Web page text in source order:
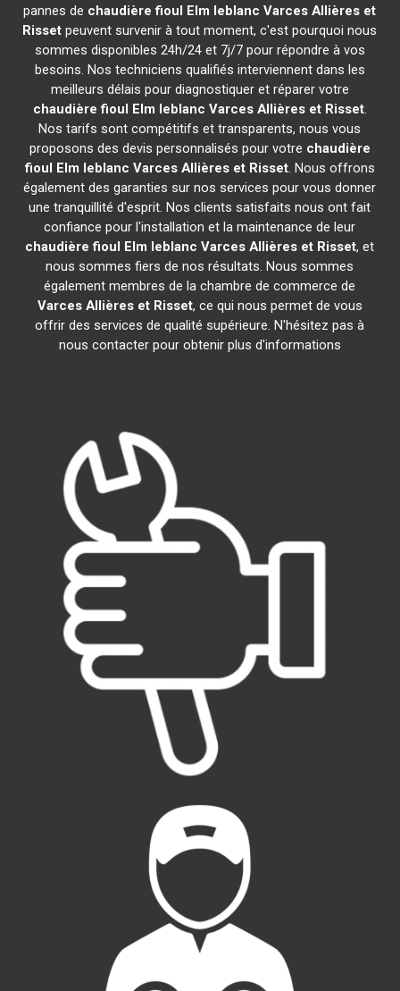
pannes de chaudière fioul Elm leblanc Varces Allières et
Risset peuvent survenir à tout moment, c'est pourquoi nous
sommes disponibles 24h/24 et 7j/7 pour répondre à vos
besoins. Nos techniciens qualifiés interviennent dans les
meilleurs délais pour diagnostiquer et réparer votre
chaudière fioul Elm leblanc Varces Allières et Risset.
Nos tarifs sont compétitifs et transparents, nous vous
proposons des devis personnalisés pour votre chaudière
fioul Elm leblanc Varces Allières et Risset. Nous offrons
également des garanties sur nos services pour vous donner
une tranquillité d'esprit. Nos clients satisfaits nous ont fait
confiance pour l'installation et la maintenance de leur
chaudière fioul Elm leblanc Varces Allières et Risset, et
nous sommes fiers de nos résultats. Nous sommes
également membres de la chambre de commerce de
Varces Allières et Risset, ce qui nous permet de vous
offrir des services de qualité supérieure. N'hésitez pas à
nous contacter pour obtenir plus d'informations